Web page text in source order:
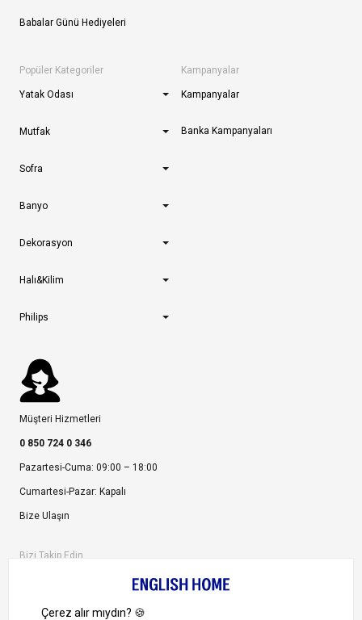
Babalar Günü Hediyeleri
Popüler Kategoriler
Yatak Odası
Mutfak
Sofra
Banyo
Dekorasyon
Halı&Kilim
Philips
Kampanyalar
Kampanyalar
Banka Kampanyaları
Müşteri Hizmetleri
0 850 724 0 346
Pazartesi-Cuma: 09:00 – 18:00
Cumartesi-Pazar: Kapalı
Bize Ulaşın
Bizi Takip Edin